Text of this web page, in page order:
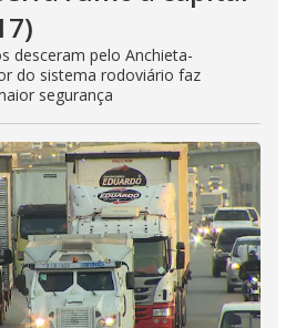
desceram pelo Anchieta-
do sistema rodoviário faz
segurança